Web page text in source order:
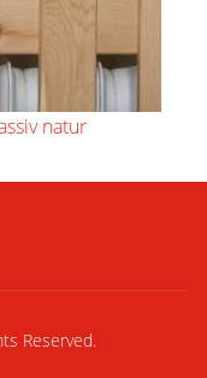
natur
Reserved.